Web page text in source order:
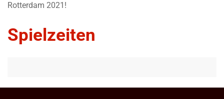
Rotterdam 2021!
Spielzeiten